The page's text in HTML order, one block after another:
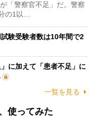
「警察官不足」だ。警察
の1以…
験受験者数は10年間で2
に加えて「患者不足」に
一覧を見る
使ってみた